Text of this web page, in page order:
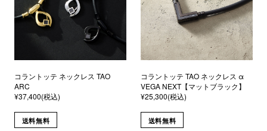
コラントッテ ネックレス TAO
ARC
¥37,400(税込)
送料無料
コラントッテ TAO ネックレス α
VEGA NEXT【マットブラック】
¥25,300(税込)
送料無料